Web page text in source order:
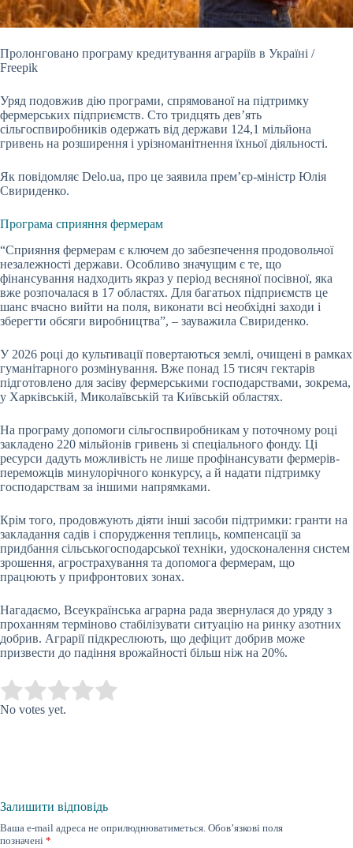
Пролонговано програму кредитування аграріїв в Україні /
Freepik
Уряд подовжив дію програми, спрямованої на підтримку
фермерських підприємств. Сто тридцять дев’ять
сільгоспвиробників одержать від держави 124,1 мільйона
гривень на розширення і урізноманітнення їхньої діяльності.
Як повідомляє Delo.ua, про це заявила прем’єр-міністр Юлія
Свириденко.
Програма сприяння фермерам
“Сприяння фермерам є ключем до забезпечення продовольчої
незалежності держави. Особливо значущим є те, що
фінансування надходить якраз у період весняної посівної, яка
вже розпочалася в 17 областях. Для багатьох підприємств це
шанс вчасно вийти на поля, виконати всі необхідні заходи і
зберегти обсяги виробництва”, – зауважила Свириденко.
У 2026 році до культивації повертаються землі, очищені в рамках
гуманітарного розмінування. Вже понад 15 тисяч гектарів
підготовлено для засіву фермерськими господарствами, зокрема,
у Харківській, Миколаївській та Київській областях.
На програму допомоги сільгоспвиробникам у поточному році
закладено 220 мільйонів гривень зі спеціального фонду. Ці
ресурси дадуть можливість не лише профінансувати фермерів-
переможців минулорічного конкурсу, а й надати підтримку
господарствам за іншими напрямками.
Крім того, продовжують діяти інші засоби підтримки: гранти на
закладання садів і спорудження теплиць, компенсації за
придбання сільськогосподарської техніки, удосконалення систем
зрошення, агрострахування та допомога фермерам, що
працюють у прифронтових зонах.
Нагадаємо, Всеукраїнська аграрна рада звернулася до уряду з
проханням терміново стабілізувати ситуацію на ринку азотних
добрив. Аграрії підкреслюють, що дефіцит добрив може
призвести до падіння врожайності більш ніж на 20%.
Rate this item:
No votes yet.
Залишити відповідь
Ваша e-mail адреса не оприлюднюватиметься. Обов’язкові поля
позначені *